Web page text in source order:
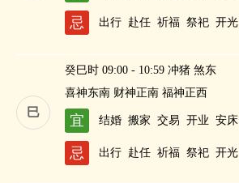
忌 出行 赴任 祈福 祭祀 开光
巳
癸巳时 09:00 - 10:59 冲猪 煞东
喜神东南 财神正南 福神正西
宜 结婚 搬家 交易 开业 安床
财
忌 出行 赴任 祈福 祭祀 开光